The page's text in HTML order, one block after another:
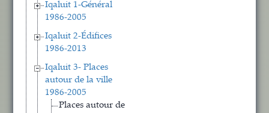
Iqaluit 1-Général
1986-2005
Iqaluit 2-Édifices
1986-2013
Iqaluit 3- Places
autour de la ville
1986-2005
Places autour de